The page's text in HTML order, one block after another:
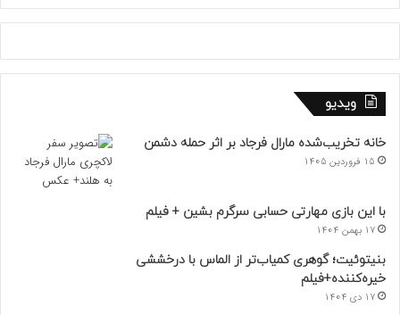
ویدیو
خانه تخریب‌شده مارال فرجاد بر اثر حمله دشمن
15 فروردین 1405
با این بازی مهارتی حسابی سرگرم بشین + فیلم
17 بهمن 1404
بنیتوئیت؛ گوهری کمیاب‌تر از الماس با درخششی
خیره‌کننده+فیلم
17 دی 1404